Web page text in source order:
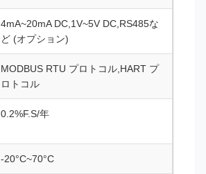
4mA~20mA DC,1V~5V DC,RS485な
ど (オプション)
MODBUS RTU プロトコル,HART プ
ロトコル
0.2%F.S/年
-20°C~70°C